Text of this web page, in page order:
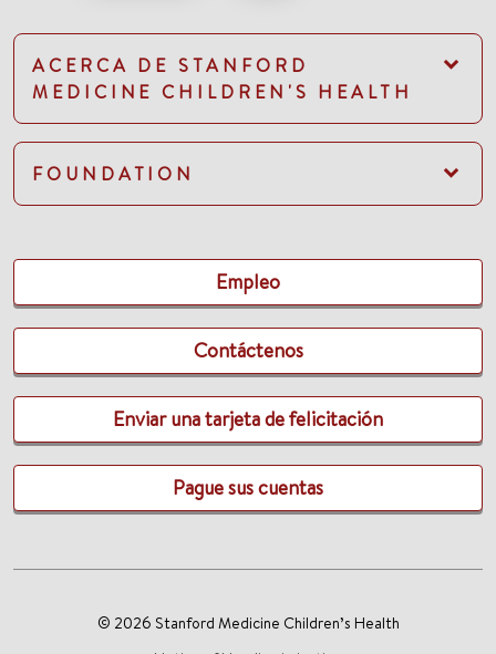
ACERCA DE STANFORD
MEDICINE CHILDREN'S HEALTH
FOUNDATION
Empleo
Contáctenos
Enviar una tarjeta de felicitación
Pague sus cuentas
© 2026 Stanford Medicine Children’s Health